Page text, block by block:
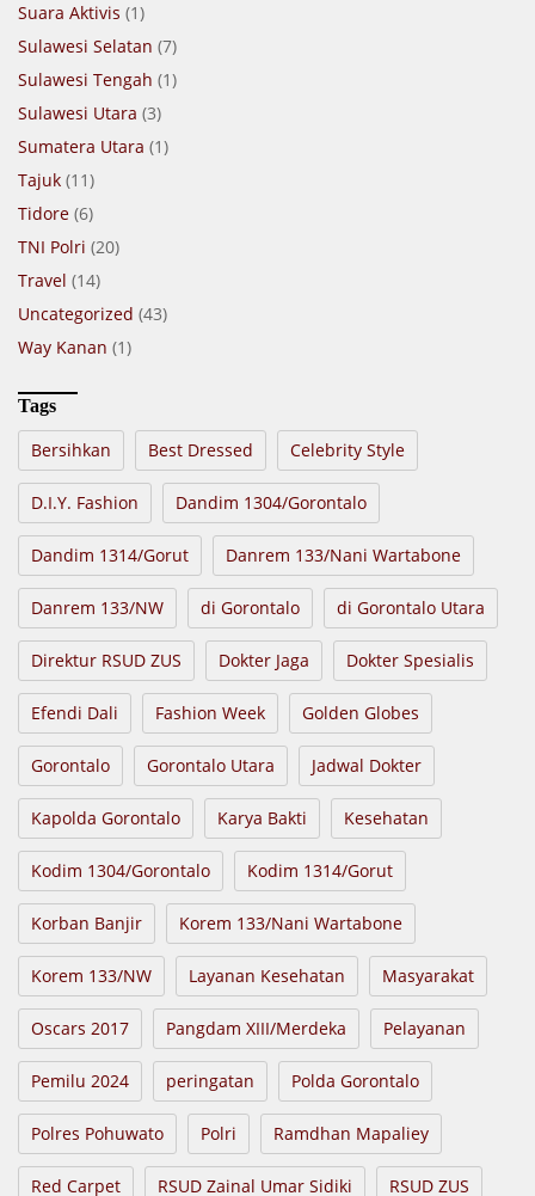
Suara Aktivis (1)
Sulawesi Selatan (7)
Sulawesi Tengah (1)
Sulawesi Utara (3)
Sumatera Utara (1)
Tajuk (11)
Tidore (6)
TNI Polri (20)
Travel (14)
Uncategorized (43)
Way Kanan (1)
Tags
Bersihkan Best Dressed Celebrity Style
D.I.Y. Fashion Dandim 1304/Gorontalo
Dandim 1314/Gorut Danrem 133/Nani Wartabone
Danrem 133/NW di Gorontalo di Gorontalo Utara
Direktur RSUD ZUS Dokter Jaga Dokter Spesialis
Efendi Dali Fashion Week Golden Globes
Gorontalo Gorontalo Utara Jadwal Dokter
Kapolda Gorontalo Karya Bakti Kesehatan
Kodim 1304/Gorontalo Kodim 1314/Gorut
Korban Banjir Korem 133/Nani Wartabone
Korem 133/NW Layanan Kesehatan Masyarakat
Oscars 2017 Pangdam XIII/Merdeka Pelayanan
Pemilu 2024 peringatan Polda Gorontalo
Polres Pohuwato Polri Ramdhan Mapaliey
Red Carpet RSUD Zainal Umar Sidiki RSUD ZUS